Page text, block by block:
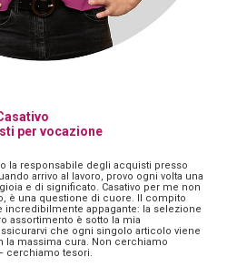
per vocazione
la responsabile degli acquisti presso
arrivo al lavoro, provo ogni volta una
e di significato. Casativo per me non
è una questione di cuore. Il compito
incredibilmente appagante: la selezione
assortimento è sotto la mia
che ogni singolo articolo viene
la massima cura. Non cerchiamo
cerchiamo tesori.